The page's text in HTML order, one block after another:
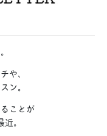
や、
ン。
ことが
。